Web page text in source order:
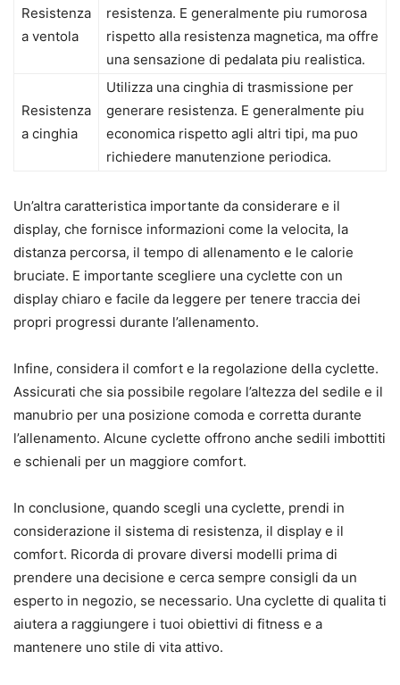
Resistenza
a ventola
resistenza. E generalmente piu rumorosa
rispetto alla resistenza magnetica, ma offre
una sensazione di pedalata piu realistica.
Resistenza
a cinghia
Utilizza una cinghia di trasmissione per
generare resistenza. E generalmente piu
economica rispetto agli altri tipi, ma puo
richiedere manutenzione periodica.
Un’altra caratteristica importante da considerare e il
display, che fornisce informazioni come la velocita, la
distanza percorsa, il tempo di allenamento e le calorie
bruciate. E importante scegliere una cyclette con un
display chiaro e facile da leggere per tenere traccia dei
propri progressi durante l’allenamento.
Infine, considera il comfort e la regolazione della cyclette.
Assicurati che sia possibile regolare l’altezza del sedile e il
manubrio per una posizione comoda e corretta durante
l’allenamento. Alcune cyclette offrono anche sedili imbottiti
e schienali per un maggiore comfort.
In conclusione, quando scegli una cyclette, prendi in
considerazione il sistema di resistenza, il display e il
comfort. Ricorda di provare diversi modelli prima di
prendere una decisione e cerca sempre consigli da un
esperto in negozio, se necessario. Una cyclette di qualita ti
aiutera a raggiungere i tuoi obiettivi di fitness e a
mantenere uno stile di vita attivo.